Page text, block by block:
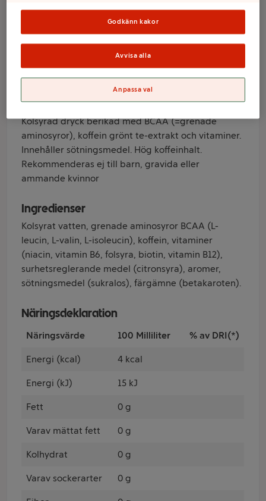
Varumärke
Produktinformation
Kolsyrad dryck berikad med BCAA (=grenade
aminosyror), koffein grönt te-extrakt och vitaminer.
Innehåller sötningsmedel. Hög koffeinhalt.
Rekommenderas ej till barn, gravida eller
ammande kvinnor
Ingredienser
Kolsyrat vatten, grenade aminosyror BCAA (L-
leucin, L-valin, L-isoleucin), koffein, vitaminer
(niacin, vitamin B6, folsyra, biotin, vitamin B12),
surhetsreglerande medel (citronsyra), aromer,
sötningsmedel (sukralos), färgämne (betakaroten).
Näringsdeklaration
Näringsvärde 100 Milliliter % av DRI(*)
Energi (kcal) 4 kcal
Energi (kJ) 15 kJ
Fett 0 g
Varav mättat fett 0 g
Kolhydrat 0 g
Varav sockerarter 0 g
Godkänn kakor
Avvisa alla
Anpassa val